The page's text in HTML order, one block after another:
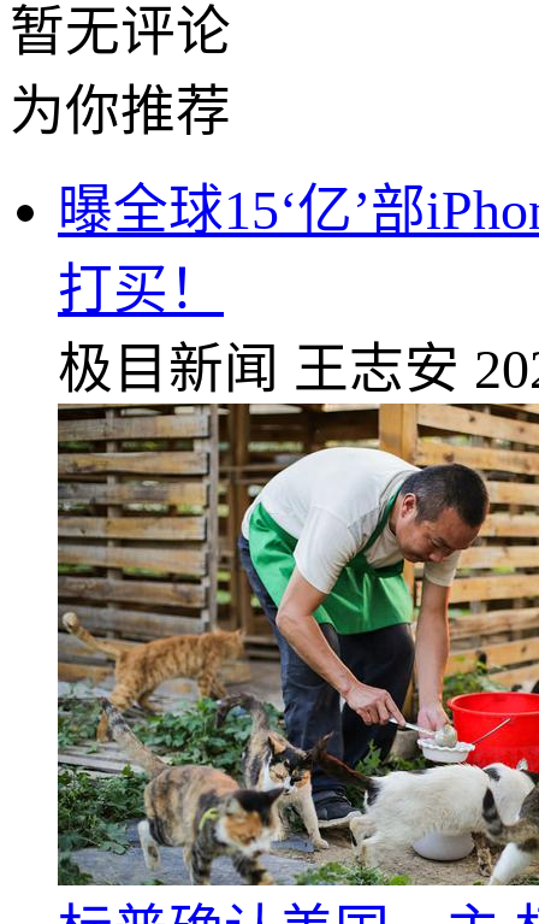
暂无评论
为你推荐
曝全球15‘亿’部
打买！
极目新闻 王志安